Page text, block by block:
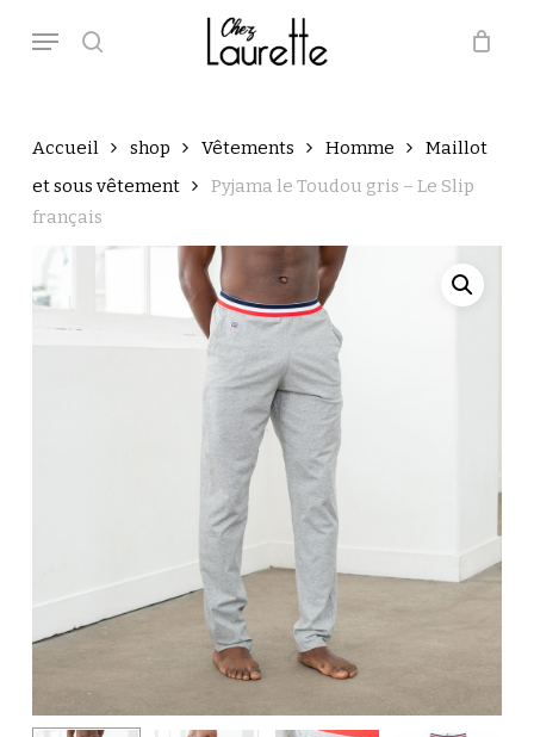
main
search
Menu
Panier Close
Accueil shop Vêtements Homme
Maillot
et sous vêtement
Pyjama le Toudou gris – Le Slip
français